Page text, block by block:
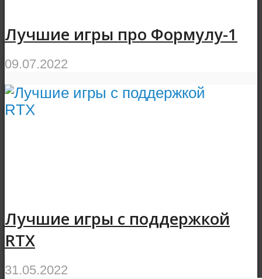
Лучшие игры про Формулу-1
09.07.2022
Лучшие игры с поддержкой
RTX
31.05.2022